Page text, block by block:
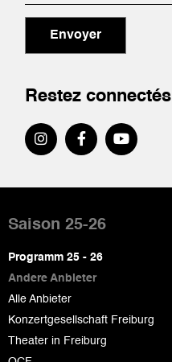
Envoyer
Restez connectés
de
page
Saison 25-26
Programm 25 - 26
Andere Anbieter
Alle Anbieter
Konzertgesellschaft Freiburg
Theater in Freiburg